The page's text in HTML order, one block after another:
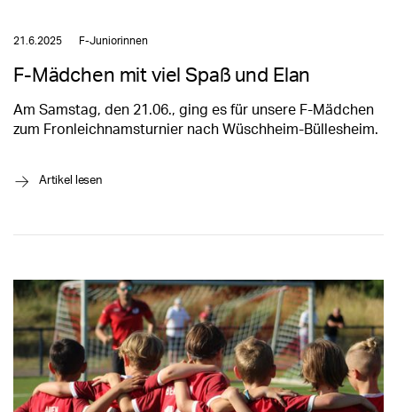
21.6.2025 F-Juniorinnen
F-Mädchen mit viel Spaß und Elan
Am Samstag, den 21.06., ging es für unsere F-Mädchen
zum Fronleichnamsturnier nach Wüschheim-Büllesheim.
→ Artikel lesen